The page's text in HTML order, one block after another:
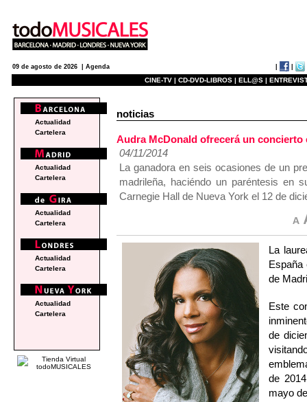
09 de agosto de 2026 | Agenda
CINE-TV | CD-DVD-LIBROS | ELL@S |
noticias
Audra McDonald ofrecerá un concierto
04/11/2014
La ganadora en seis ocasiones de un
madrileña, haciéndo un paréntesis en
Carnegie Hall de Nueva York el 12 de
La
España
de
Este
de
de
mayo
Actualidad
Cartelera
Actualidad
Cartelera
Actualidad
Cartelera
Actualidad
Cartelera
Actualidad
Cartelera